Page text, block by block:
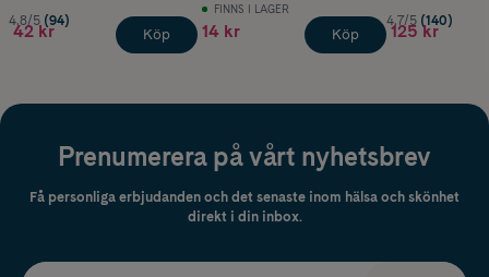
4.8/5 (94)
42 kr Köp
FINNS I LAGER
14 kr Köp
4.7/5 (140)
125 kr
Prenumerera på vårt nyhetsbrev
Få personliga erbjudanden och det senaste inom hälsa och skönhet
direkt i din inbox.